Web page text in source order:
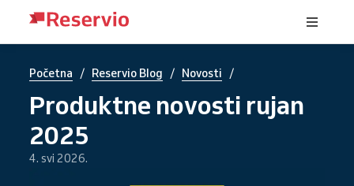
Početna / Reservio Blog / Novosti /
Produktne novosti rujan
2025
4. svi 2026.